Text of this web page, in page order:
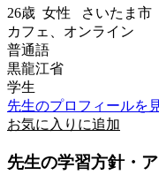
26歳 女性 さいたま市
カフェ、オンライン
普通語
黒龍江省
学生
先生のプロフィールを
お気に入りに追加
先生の学習方針・